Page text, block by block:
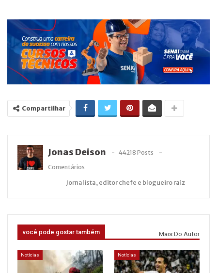
Compartilhar
Jonas Deison
44218 Posts
Comentários
Jornalista, editor chefe e blogueiro raiz
você pode gostar também Mais Do Autor
Notícias Notícias